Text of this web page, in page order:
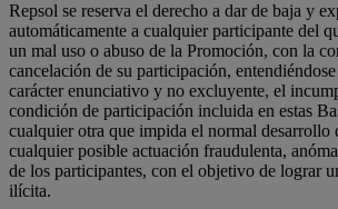
Repsol se reserva el derecho a dar de baja y
automáticamente a cualquier participante del
un mal uso o abuso de la Promoción, con la
cancelación de su participación,
carácter enunciativo y no excluyente, el
condición de participación incluida en estas
cualquier otra que impida el normal desarrollo
cualquier posible actuación fraudulenta,
de los participantes, con el objetivo de lograr
ilícita.